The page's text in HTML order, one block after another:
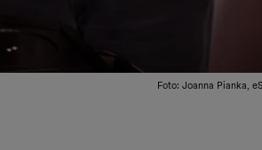
Foto: Joanna Pianka,